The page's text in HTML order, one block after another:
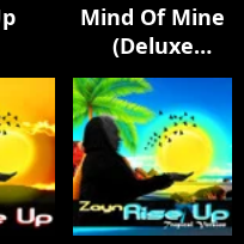
Mind Of Mine
(Deluxe
Edition)